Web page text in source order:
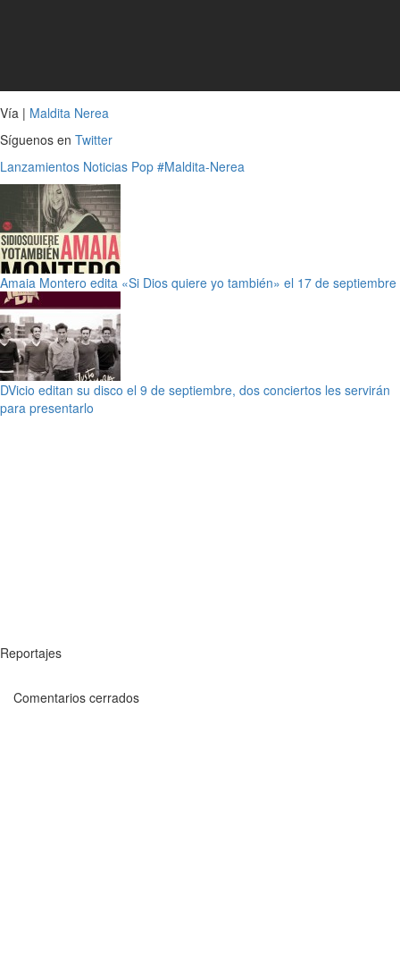
Vía | Maldita Nerea
Síguenos en Twitter
Lanzamientos Noticias Pop #Maldita-Nerea
Amaia Montero edita «Si Dios quiere yo también» el 17 de septiembre
DVicio editan su disco el 9 de septiembre, dos conciertos les servirán
para presentarlo
Reportajes
Comentarios cerrados